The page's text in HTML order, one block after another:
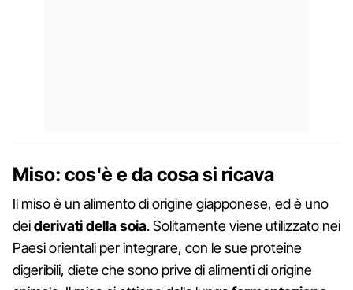
Miso: cos'è e da cosa si ricava
Il miso è un alimento di origine giapponese, ed è uno
deiderivati della soia. Solitamente viene utilizzato nei
Paesi orientali per integrare, con le sue proteine
digeribili, diete che sono prive di alimenti di origine